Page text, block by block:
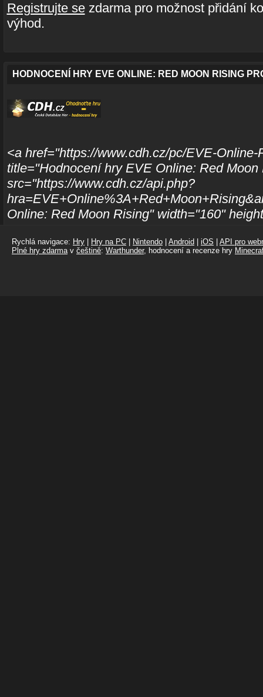
Registrujte sezdarma pro možnost přidání
výhod.
HODNOCENÍ HRY EVE ONLINE: RED MOON RISING
<a href="https://www.cdh.cz/pc/EVE-
title="Hodnocení hry EVE Online: Red Moon
src="https://www.cdh.cz/api.php?
Online: Red Moon Rising" width="160"
Rychlá navigace: Hry Hry na PC Nintendo Android iOS
API pro
Plné hry zdarmav češtině: Warthunder, hodnocení a recenze hry